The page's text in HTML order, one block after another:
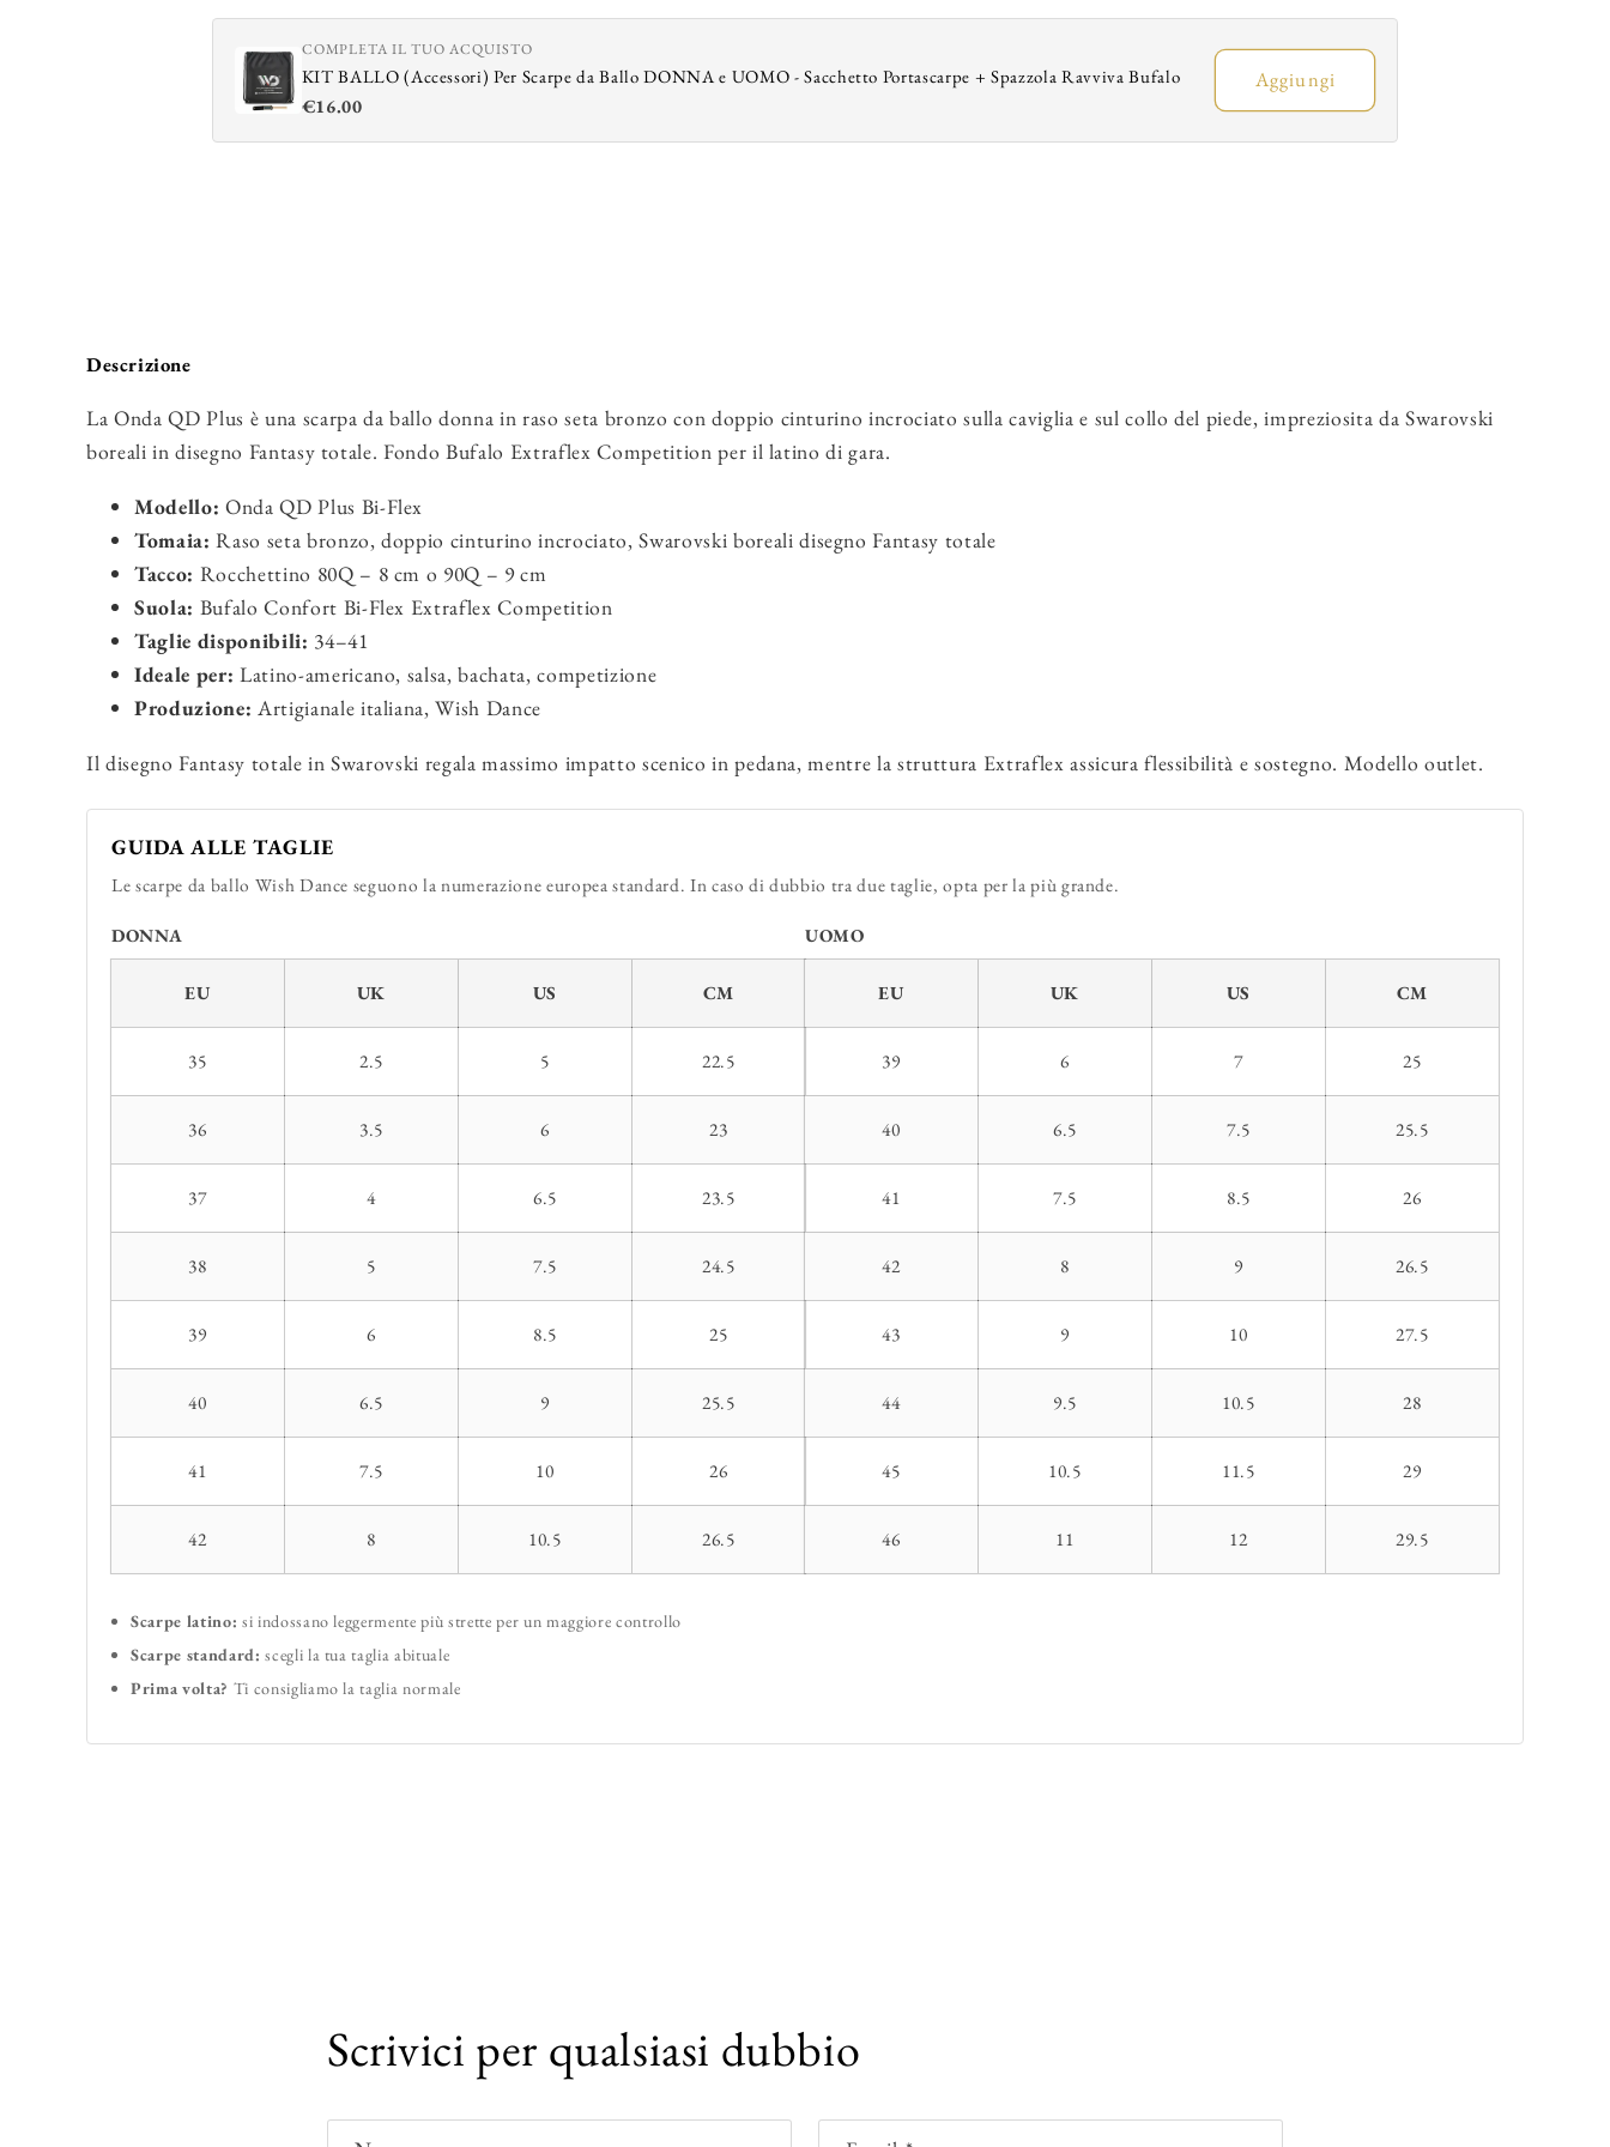
and
Strap
Swarovski
and
Strap
Swarovski
COMPLETA IL TUO ACQUISTO
KIT BALLO (Accessori) Per Scarpe da Ballo DONNA e UOMO - Sacchetto Portascarpe + Spazzola Ravviva Bufalo
€16.00
Aggiungi
Descrizione
La Onda QD Plus è una scarpa da ballo donna in raso seta bronzo con doppio cinturino incrociato sulla caviglia e sul collo del piede, impreziosita da Swarovski
boreali in disegno Fantasy totale. Fondo Bufalo Extraflex Competition per il latino di gara.
Modello: Onda QD Plus Bi-Flex
Tomaia: Raso seta bronzo, doppio cinturino incrociato, Swarovski boreali disegno Fantasy totale
Tacco: Rocchettino 80Q – 8 cm o 90Q – 9 cm
Suola: Bufalo Confort Bi-Flex Extraflex Competition
Taglie disponibili: 34–41
Ideale per: Latino-americano, salsa, bachata, competizione
Produzione: Artigianale italiana, Wish Dance
Il disegno Fantasy totale in Swarovski regala massimo impatto scenico in pedana, mentre la struttura Extraflex assicura flessibilità e sostegno. Modello outlet.
GUIDA ALLE TAGLIE
Le scarpe da ballo Wish Dance seguono la numerazione europea standard. In caso di dubbio tra due taglie, opta per la più grande.
DONNA
EU UK US CM
35 2.5 5 22.5
36 3.5 6 23
37 4 6.5 23.5
38 5 7.5 24.5
39 6 8.5 25
40 6.5 9 25.5
41 7.5 10 26
42 8 10.5 26.5
UOMO
EU UK US CM
39 6 7 25
40 6.5 7.5 25.5
41 7.5 8.5 26
42 8 9 26.5
43 9 10 27.5
44 9.5 10.5 28
45 10.5 11.5 29
46 11 12 29.5
Scarpe latino: si indossano leggermente più strette per un maggiore controllo
Scarpe standard: scegli la tua taglia abituale
Prima volta? Ti consigliamo la taglia normale
Scrivici per qualsiasi dubbio